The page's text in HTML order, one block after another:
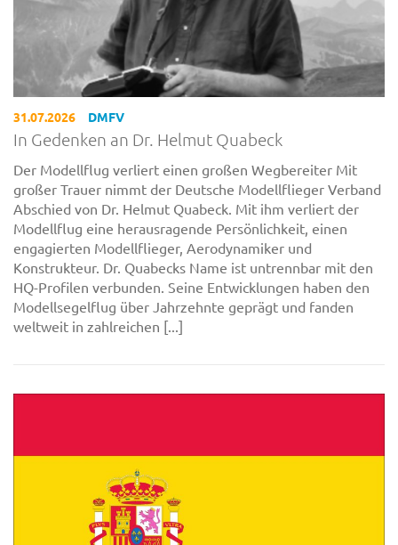
31.07.2026 DMFV
In Gedenken an Dr. Helmut Quabeck
Der Modellflug verliert einen großen Wegbereiter Mit
großer Trauer nimmt der Deutsche Modellflieger Verband
Abschied von Dr. Helmut Quabeck. Mit ihm verliert der
Modellflug eine herausragende Persönlichkeit, einen
engagierten Modellflieger, Aerodynamiker und
Konstrukteur. Dr. Quabecks Name ist untrennbar mit den
HQ-Profilen verbunden. Seine Entwicklungen haben den
Modellsegelflug über Jahrzehnte geprägt und fanden
weltweit in zahlreichen [...]